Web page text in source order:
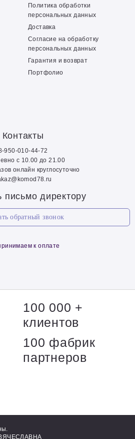
Политика обработки
персональных данных
Доставка
Согласие на обработку
персональных данных
Гарантия и возврат
Портфолио
Контакты
950-010-44-72
с 10.00 до 21.00
онлайн круглосуточно
письмо директору
обратный звонок
к оплате
100 000 +
клиентов
100 фабрик
партнеров